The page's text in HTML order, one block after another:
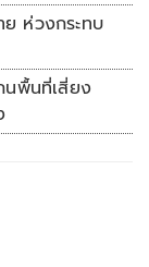
ย ห่วงกระทบ
นพื้นที่เสี่ยง